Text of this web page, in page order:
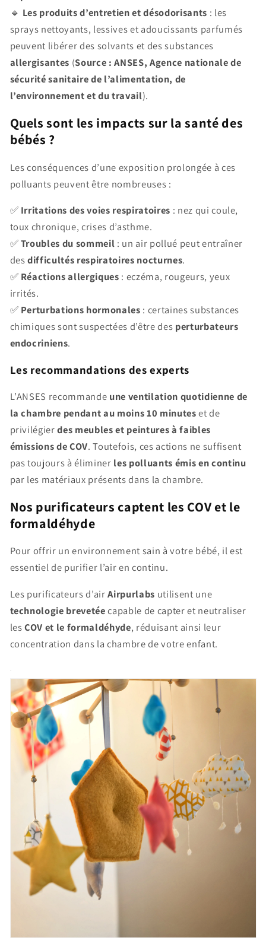
🔹 Les produits d’entretien et désodorisants : les
sprays nettoyants, lessives et adoucissants parfumés
peuvent libérer des solvants et des substances
allergisantes (Source : ANSES, Agence nationale de
sécurité sanitaire de l’alimentation, de
l’environnement et du travail).
Quels sont les impacts sur la santé des
bébés ?
Les conséquences d’une exposition prolongée à ces
polluants peuvent être nombreuses :
✅ Irritations des voies respiratoires : nez qui coule,
toux chronique, crises d’asthme.
✅Troubles du sommeil : un air pollué peut entraîner
desdifficultés respiratoires nocturnes.
✅ Réactions allergiques : eczéma, rougeurs, yeux
irrités.
✅ Perturbations hormonales : certaines substances
chimiques sont suspectées d’être des perturbateurs
endocriniens.
Les recommandations des experts
L’ANSES recommande une ventilation quotidienne de
la chambre pendant au moins 10 minuteset de
privilégierdes meubles et peintures à faibles
émissions de COV. Toutefois, ces actions ne suffisent
pas toujours à éliminer les polluants émis en continu
par les matériaux présents dans la chambre.
Nos purificateurs captent les COV et le
formaldéhyde
Pour offrir un environnement sain à votre bébé, il est
essentiel de purifier l’air en continu.
Les purificateurs d’airAirpurlabs utilisent une
technologie brevetéecapable de capter et neutraliser
lesCOV et le formaldéhyde, réduisant ainsi leur
concentration dans la chambre de votre enfant.